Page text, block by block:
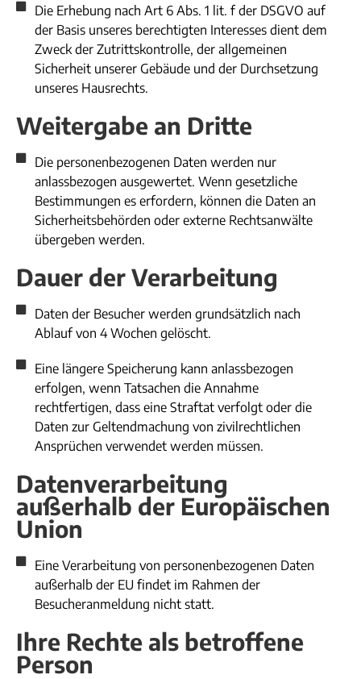
Die Erhebung nach Art 6 Abs. 1 lit. f der DSGVO auf
der Basis unseres berechtigten Interesses dient dem
Zweck der Zutrittskontrolle, der allgemeinen
Sicherheit unserer Gebäude und der Durchsetzung
unseres Hausrechts.​
Weitergabe an Dritte
Die personenbezogenen Daten werden nur
anlassbezogen ausgewertet. Wenn gesetzliche
Bestimmungen es erfordern, können die Daten an
Sicherheitsbehörden oder externe Rechtsanwälte
übergeben werden.
Dauer der Verarbeitung
Daten der Besucher werden grundsätzlich nach
Ablauf von 4 Wochen gelöscht.
Eine längere Speicherung kann anlassbezogen
erfolgen, wenn Tatsachen die Annahme
rechtfertigen, dass eine Straftat verfolgt oder die
Daten zur Geltendmachung von zivilrechtlichen
Ansprüchen verwendet werden müssen.​
Datenverarbeitung
außerhalb der Europäischen
Union
Eine Verarbeitung von personenbezogenen Daten
außerhalb der EU findet im Rahmen der
Besucheranmeldung nicht statt.
Ihre Rechte als betroffene
Person